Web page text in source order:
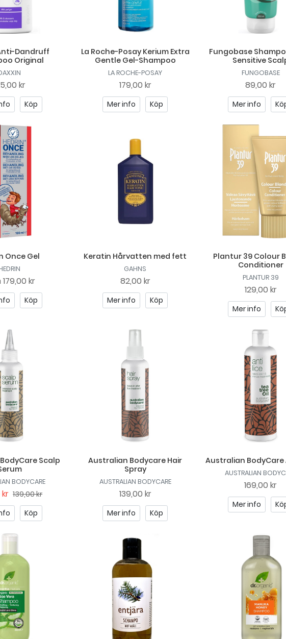
Dandruff
Original
kr
Köp
La Roche-Posay Kerium Extra
Gentle Gel-Shampoo
LA ROCHE-POSAY
179,00 kr
Mer info Köp
Fungobase
Sensitive
FUNGOBASE
89,00 kr
Mer info
Once Gel
179,00 kr
Köp
Keratin Hårvatten med fett
GAHNS
82,00 kr
Mer info Köp
Plantur 39 Colour
Conditioner
PLANTUR 39
129,00 kr
Mer info
Scalp
BODYCARE
kr 139,00 kr
Köp
Australian Bodycare Hair
Spray
AUSTRALIAN BODYCARE
139,00 kr
Mer info Köp
Australian BodyCare
AUSTRALIAN
169,00 kr
Mer info